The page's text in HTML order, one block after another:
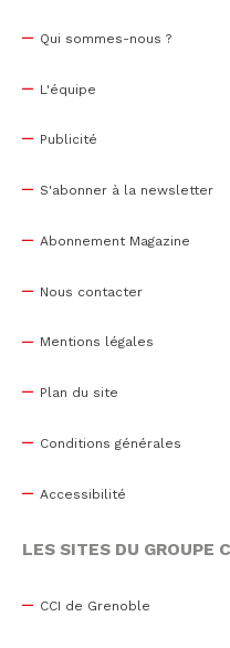
Qui sommes-nous ?
L'équipe
Publicité
S'abonner à la newsletter
Abonnement Magazine
Nous contacter
Mentions légales
Plan du site
Conditions générales
Accessibilité
LES SITES DU GROUPE
CCI de Grenoble